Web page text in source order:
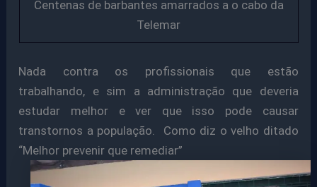
Centenas de barbantes amarrados a o cabo da
Telemar
Nada contra os profissionais que estão
trabalhando, e sim a administração que deveria
estudar melhor e ver que isso pode causar
transtornos a população. Como diz o velho ditado
“Melhor prevenir que remediar”